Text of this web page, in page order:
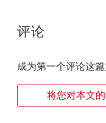
评论
成为第一个评论这
将您对本文